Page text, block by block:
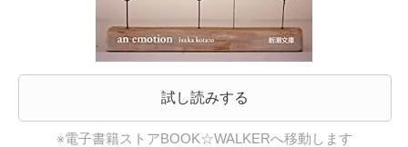
試し読みする
※電子書籍ストアBOOK☆WALKERへ移動します